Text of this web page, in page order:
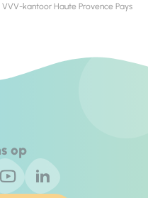
kantoor Haute Provence Pays
op